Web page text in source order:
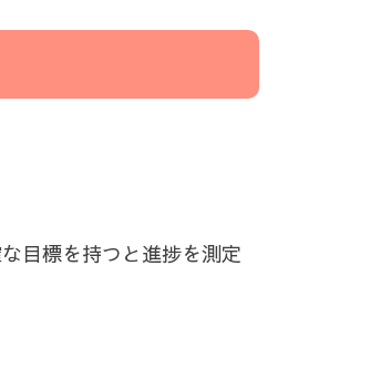
目標を持つと進捗を測定